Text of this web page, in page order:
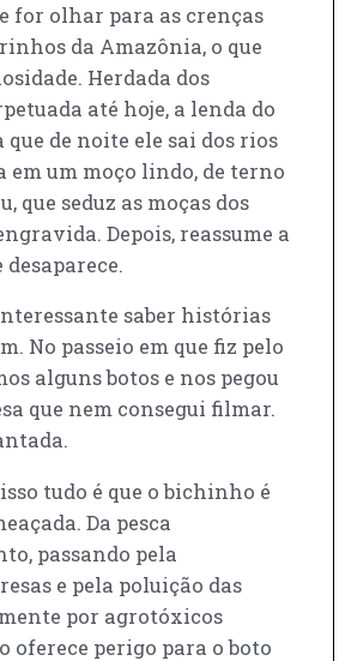
for olhar para as crenças
da Amazônia, o que
Herdada dos
até hoje, a lenda do
de noite ele sai dos rios
em um moço lindo, de terno
que seduz as moças dos
Depois, reassume a
saber histórias
No passeio em que fiz pelo
alguns botos e nos pegou
que nem consegui filmar.
tudo é que o bichinho é
Da pesca
passando pela
e pela poluição das
por agrotóxicos
oferece perigo para o boto